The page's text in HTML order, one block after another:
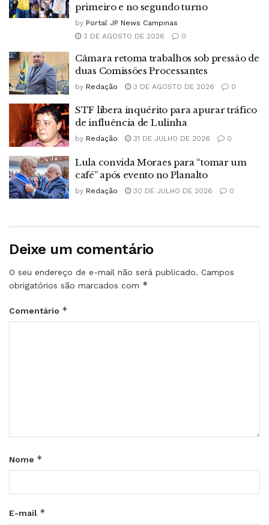
primeiro e no segundo turno
by Portal JP News Campinas
3 DE AGOSTO DE 2026
0
Câmara retoma trabalhos sob pressão de
duas Comissões Processantes
by Redação 3 DE AGOSTO DE 2026 0
STF libera inquérito para apurar tráfico
de influência de Lulinha
by Redação 31 DE JULHO DE 2026 0
Lula convida Moraes para “tomar um
café” após evento no Planalto
by Redação 30 DE JULHO DE 2026 0
Deixe um comentário
O seu endereço de e-mail não será publicado. Campos
obrigatórios são marcados com *
Comentário *
Nome *
E-mail *